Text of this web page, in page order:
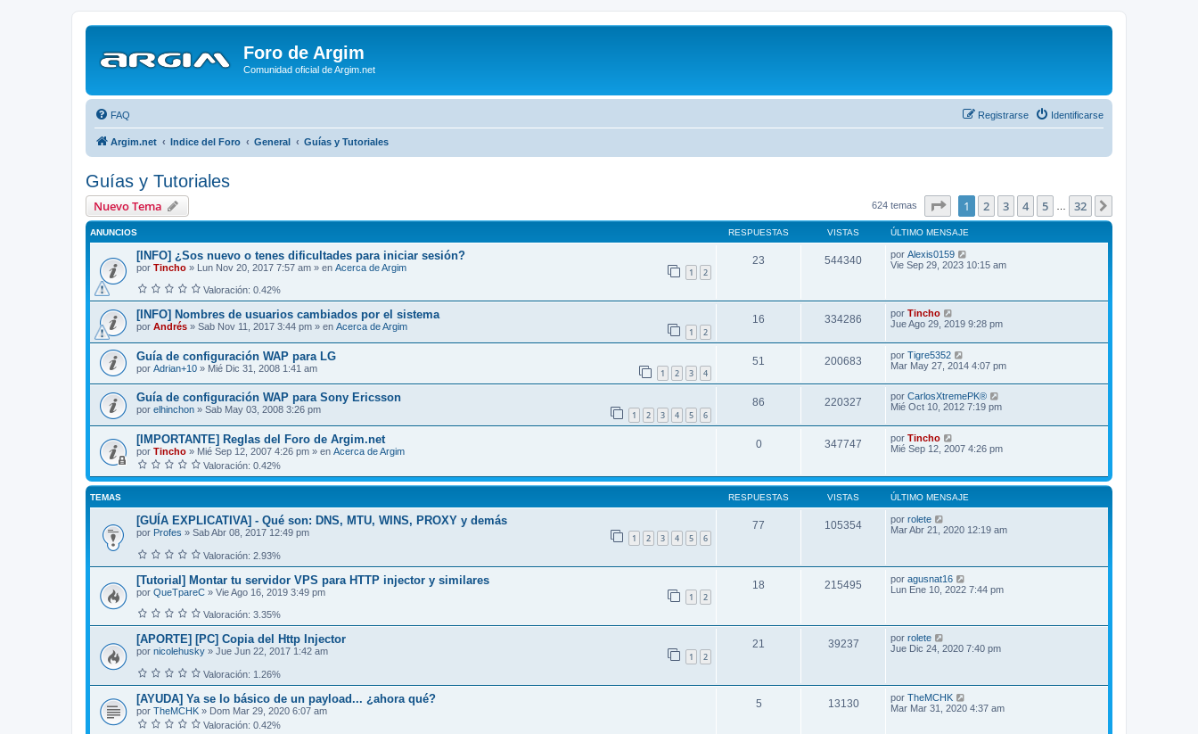
Foro de Argim
Comunidad oficial de Argim.net
FAQ Identificarse
Registrarse
Argim.net Indice del Foro General Guías y Tutoriales
Guías y Tutoriales
Nuevo Tema 624 temas Página1 de 32
1 2 3 4 5 32
ANUNCIOS RESPUESTAS VISTAS ÚLTIMO MENSAJE
[INFO] ¿Sos nuevo o tenes dificultades para iniciar sesión?
por Tincho » Lun Nov 20, 2017 7:57 am » en Acerca de Argim 1 2
Valoración: 0.42%
23 544340 por Alexis0159
Vie Sep 29, 2023 10:15 am
[INFO] Nombres de usuarios cambiados por el sistema
por Andrés » Sab Nov 11, 2017 3:44 pm » en Acerca de Argim 1 2
16 334286 por Tincho
Jue Ago 29, 2019 9:28 pm
Guía de configuración WAP para LG
por Adrian+10 » Mié Dic 31, 2008 1:41 am 1 2 3 4
51 200683 por Tigre5352
Mar May 27, 2014 4:07 pm
Guía de configuración WAP para Sony Ericsson
por elhinchon » Sab May 03, 2008 3:26 pm 1 2 3 4 5 6
86 220327 por CarlosXtremePK®
Mié Oct 10, 2012 7:19 pm
[IMPORTANTE] Reglas del Foro de Argim.net
por Tincho » Mié Sep 12, 2007 4:26 pm » en Acerca de Argim
Valoración: 0.42%
0 347747 por Tincho
Mié Sep 12, 2007 4:26 pm
TEMAS RESPUESTAS VISTAS ÚLTIMO MENSAJE
[GUÍA EXPLICATIVA] - Qué son: DNS, MTU, WINS, PROXY y demás
por Profes » Sab Abr 08, 2017 12:49 pm 1 2 3 4 5 6
Valoración: 2.93%
77 105354 por rolete
Mar Abr 21, 2020 12:19 am
[Tutorial] Montar tu servidor VPS para HTTP injector y similares
por QueTpareC » Vie Ago 16, 2019 3:49 pm 1 2
Valoración: 3.35%
18 215495 por agusnat16
Lun Ene 10, 2022 7:44 pm
[APORTE] [PC] Copia del Http Injector
por nicolehusky » Jue Jun 22, 2017 1:42 am 1 2
Valoración: 1.26%
21 39237 por rolete
Jue Dic 24, 2020 7:40 pm
[AYUDA] Ya se lo básico de un payload... ¿ahora qué?
por TheMCHK » Dom Mar 29, 2020 6:07 am
Valoración: 0.42%
5 13130 por TheMCHK
Mar Mar 31, 2020 4:37 am